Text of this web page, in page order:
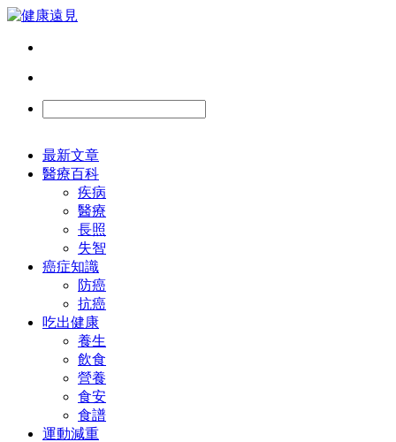
最新文章
醫療百科
疾病
醫療
長照
失智
癌症知識
防癌
抗癌
吃出健康
養生
飲食
營養
食安
食譜
運動減重